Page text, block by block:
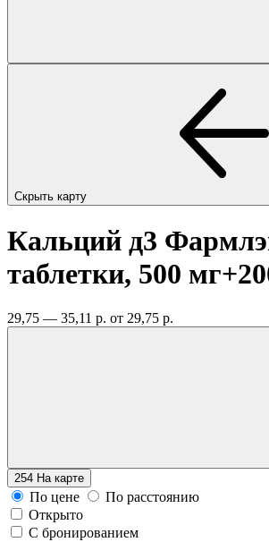
Скрыть карту
Кальций д3
таблетки, 500
29,75 — 35,11 р. от 29,75 р.
254 На карте
По цене
По расстоянию
Открыто
С бронированием